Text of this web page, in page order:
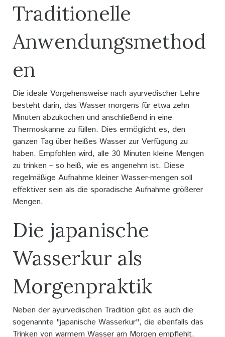
Traditionelle
Anwendungsmethod
en
Die ideale Vorgehensweise nach ayurvedischer Lehre
besteht darin, das Wasser morgens für etwa zehn
Minuten abzukochen und anschließend in eine
Thermoskanne zu füllen. Dies ermöglicht es, den
ganzen Tag über heißes Wasser zur Verfügung zu
haben. Empfohlen wird, alle 30 Minuten kleine Mengen
zu trinken – so heiß, wie es angenehm ist. Diese
regelmäßige Aufnahme kleiner Wasser-mengen soll
effektiver sein als die sporadische Aufnahme größerer
Mengen.
Die japanische
Wasserkur als
Morgenpraktik
Neben der ayurvedischen Tradition gibt es auch die
sogenannte "japanische Wasserkur", die ebenfalls das
Trinken von warmem Wasser am Morgen empfiehlt,